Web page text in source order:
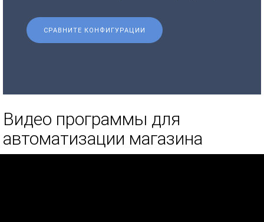
СРАВНИТЕ КОНФИГУРАЦИИ
Видео программы для
автоматизации магазина